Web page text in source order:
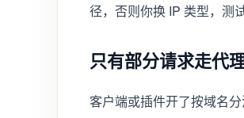
径，否则你换 IP 类型，测
只有部分请求走代
客户端或插件开了按域名